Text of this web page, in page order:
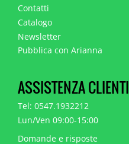
Contatti
Catalogo
Newsletter
Pubblica con Arianna
ASSISTENZA CLIENTI
Tel: 0547.1932212
Lun/Ven 09:00-15:00
Domande e risposte